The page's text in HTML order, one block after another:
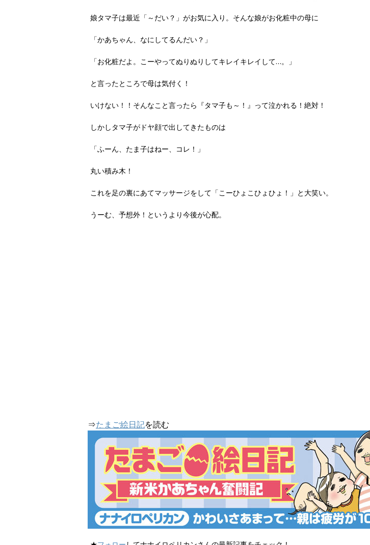
娘タマ子は最近「～だい？」がお気に入り。そんな娘がお化粧中の母に
「かあちゃん、なにしてるんだい？」
「お化粧だよ。こーやってぬりぬりしてキレイキレイして…。」
と言ったところで母は気付く！
いけない！！そんなこと言ったら『タマ子も～！』って泣かれる！絶対！
しかしタマ子がドヤ顔で出してきたものは
「ふーん、たま子はねー、コレ！」
丸い積み木！
これを足の裏にあてマッサージをして「こーひょこひょひょ！」と大笑い。
うーむ、予想外！というより今後が心配。
⇒たまご絵日記を読む